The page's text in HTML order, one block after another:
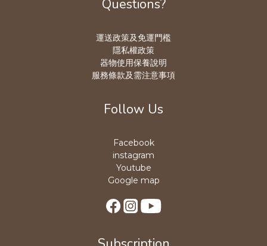
Questions?
運送政策及免運門檻
隱私權政策
器物使用保養說明
服務條款及需注意事項
Follow Us
Facebook
instagram
Youtube
Google map